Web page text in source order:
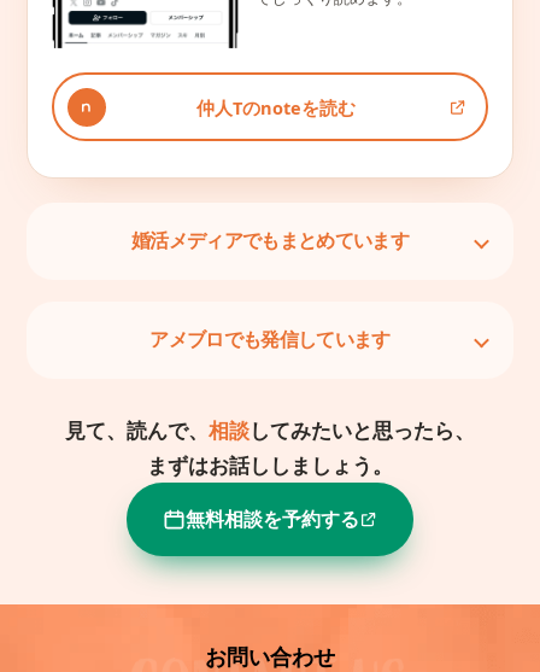
仲人Tのnoteを読む
婚活メディアでもまとめています
アメブロでも発信しています
見て、読んで、 相談してみたいと思ったら、
まずはお話ししましょう。
無料相談を予約する
お問い合わせ